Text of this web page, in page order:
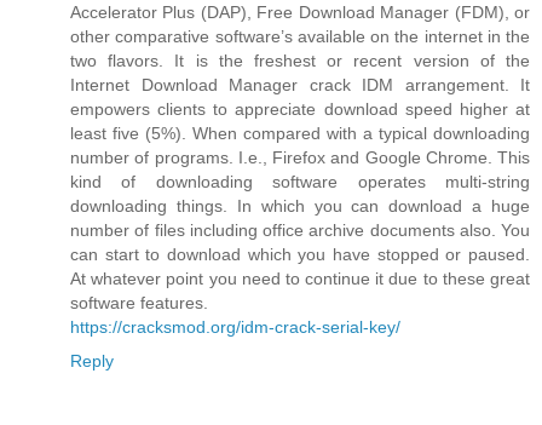
Accelerator Plus (DAP), Free Download Manager (FDM), or
other comparative software’s available on the internet in the
two flavors. It is the freshest or recent version of the
Internet Download Manager crack IDM arrangement. It
empowers clients to appreciate download speed higher at
least five (5%). When compared with a typical downloading
number of programs. I.e., Firefox and Google Chrome. This
kind of downloading software operates multi-string
downloading things. In which you can download a huge
number of files including office archive documents also. You
can start to download which you have stopped or paused.
At whatever point you need to continue it due to these great
software features.
https://cracksmod.org/idm-crack-serial-key/
Reply